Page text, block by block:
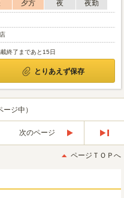
夕方 夜
夜勤
終了まであと15日
とりあえず保存
ジ中）
次のページ
後
ページＴＯＰへ